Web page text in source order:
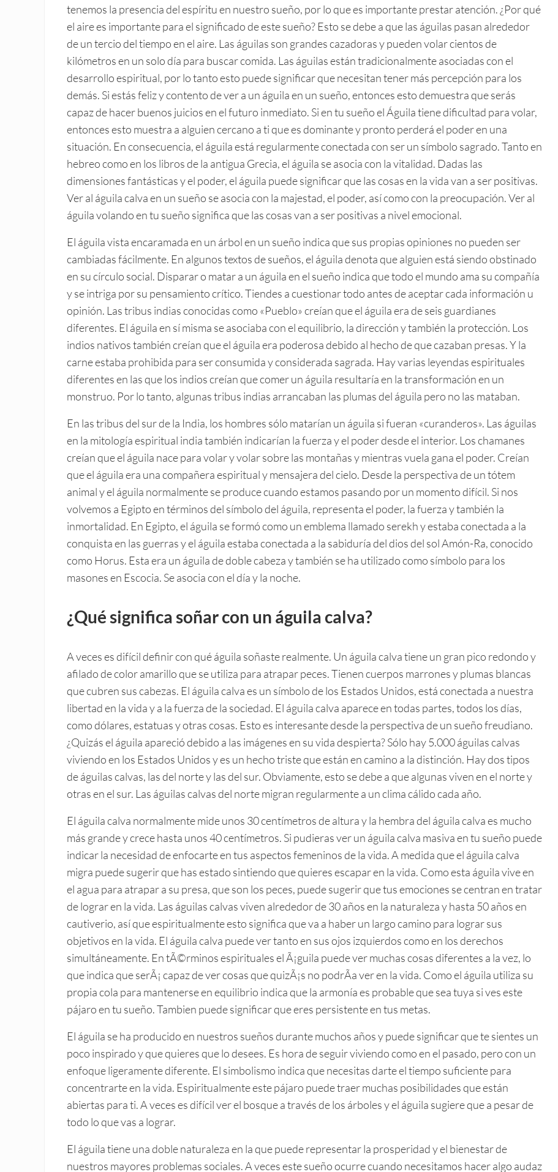
tenemos la presencia del espíritu en nuestro sueño, por lo que es importante prestar atención. ¿Por qué
el aire es importante para el significado de este sueño? Esto se debe a que las águilas pasan alrededor
de un tercio del tiempo en el aire. Las águilas son grandes cazadoras y pueden volar cientos de
kilómetros en un solo día para buscar comida. Las águilas están tradicionalmente asociadas con el
desarrollo espiritual, por lo tanto esto puede significar que necesitan tener más percepción para los
demás. Si estás feliz y contento de ver a un águila en un sueño, entonces esto demuestra que serás
capaz de hacer buenos juicios en el futuro inmediato. Si en tu sueño el Águila tiene dificultad para volar,
entonces esto muestra a alguien cercano a ti que es dominante y pronto perderá el poder en una
situación. En consecuencia, el águila está regularmente conectada con ser un símbolo sagrado. Tanto en
hebreo como en los libros de la antigua Grecia, el águila se asocia con la vitalidad. Dadas las
dimensiones fantásticas y el poder, el águila puede significar que las cosas en la vida van a ser positivas.
Ver al águila calva en un sueño se asocia con la majestad, el poder, así como con la preocupación. Ver al
águila volando en tu sueño significa que las cosas van a ser positivas a nivel emocional.
El águila vista encaramada en un árbol en un sueño indica que sus propias opiniones no pueden ser
cambiadas fácilmente. En algunos textos de sueños, el águila denota que alguien está siendo obstinado
en su círculo social. Disparar o matar a un águila en el sueño indica que todo el mundo ama su compañía
y se intriga por su pensamiento crítico. Tiendes a cuestionar todo antes de aceptar cada información u
opinión. Las tribus indias conocidas como «Pueblo» creían que el águila era de seis guardianes
diferentes. El águila en sí misma se asociaba con el equilibrio, la dirección y también la protección. Los
indios nativos también creían que el águila era poderosa debido al hecho de que cazaban presas. Y la
carne estaba prohibida para ser consumida y considerada sagrada. Hay varias leyendas espirituales
diferentes en las que los indios creían que comer un águila resultaría en la transformación en un
monstruo. Por lo tanto, algunas tribus indias arrancaban las plumas del águila pero no las mataban.
En las tribus del sur de la India, los hombres sólo matarían un águila si fueran «curanderos». Las águilas
en la mitología espiritual india también indicarían la fuerza y el poder desde el interior. Los chamanes
creían que el águila nace para volar y volar sobre las montañas y mientras vuela gana el poder. Creían
que el águila era una compañera espiritual y mensajera del cielo. Desde la perspectiva de un tótem
animal y el águila normalmente se produce cuando estamos pasando por un momento difícil. Si nos
volvemos a Egipto en términos del símbolo del águila, representa el poder, la fuerza y también la
inmortalidad. En Egipto, el águila se formó como un emblema llamado serekh y estaba conectada a la
conquista en las guerras y el águila estaba conectada a la sabiduría del dios del sol Amón-Ra, conocido
como Horus. Esta era un águila de doble cabeza y también se ha utilizado como símbolo para los
masones en Escocia. Se asocia con el día y la noche.
¿Qué significa soñar con un águila calva?
A veces es difícil definir con qué águila soñaste realmente. Un águila calva tiene un gran pico redondo y
afilado de color amarillo que se utiliza para atrapar peces. Tienen cuerpos marrones y plumas blancas
que cubren sus cabezas. El águila calva es un símbolo de los Estados Unidos, está conectada a nuestra
libertad en la vida y a la fuerza de la sociedad. El águila calva aparece en todas partes, todos los días,
como dólares, estatuas y otras cosas. Esto es interesante desde la perspectiva de un sueño freudiano.
¿Quizás el águila apareció debido a las imágenes en su vida despierta? Sólo hay 5.000 águilas calvas
viviendo en los Estados Unidos y es un hecho triste que están en camino a la distinción. Hay dos tipos
de águilas calvas, las del norte y las del sur. Obviamente, esto se debe a que algunas viven en el norte y
otras en el sur. Las águilas calvas del norte migran regularmente a un clima cálido cada año.
El águila calva normalmente mide unos 30 centímetros de altura y la hembra del águila calva es mucho
más grande y crece hasta unos 40 centímetros. Si pudieras ver un águila calva masiva en tu sueño puede
indicar la necesidad de enfocarte en tus aspectos femeninos de la vida. A medida que el águila calva
migra puede sugerir que has estado sintiendo que quieres escapar en la vida. Como esta águila vive en
el agua para atrapar a su presa, que son los peces, puede sugerir que tus emociones se centran en tratar
de lograr en la vida. Las águilas calvas viven alrededor de 30 años en la naturaleza y hasta 50 años en
cautiverio, así que espiritualmente esto significa que va a haber un largo camino para lograr sus
objetivos en la vida. El águila calva puede ver tanto en sus ojos izquierdos como en los derechos
simultáneamente. En tÃ©rminos espirituales el Ã¡guila puede ver muchas cosas diferentes a la vez, lo
que indica que serÃ¡ capaz de ver cosas que quizÃ¡s no podrÃa ver en la vida. Como el águila utiliza su
propia cola para mantenerse en equilibrio indica que la armonía es probable que sea tuya si ves este
pájaro en tu sueño. Tambien puede significar que eres persistente en tus metas.
El águila se ha producido en nuestros sueños durante muchos años y puede significar que te sientes un
poco inspirado y que quieres que lo desees. Es hora de seguir viviendo como en el pasado, pero con un
enfoque ligeramente diferente. El simbolismo indica que necesitas darte el tiempo suficiente para
concentrarte en la vida. Espiritualmente este pájaro puede traer muchas posibilidades que están
abiertas para ti. A veces es difícil ver el bosque a través de los árboles y el águila sugiere que a pesar de
todo lo que vas a lograr.
El águila tiene una doble naturaleza en la que puede representar la prosperidad y el bienestar de
nuestros mayores problemas sociales. A veces este sueño ocurre cuando necesitamos hacer algo audaz